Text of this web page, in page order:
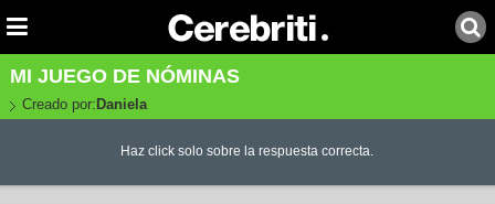
MI JUEGO DE NÓMINAS
Creado por: Daniela
Haz click solo sobre la respuesta correcta.